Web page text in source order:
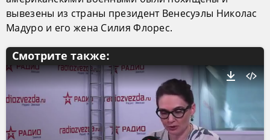
вывезены из страны президент Венесуэлы Николас
Мадуро и его жена Силия Флорес.
Смотрите также: